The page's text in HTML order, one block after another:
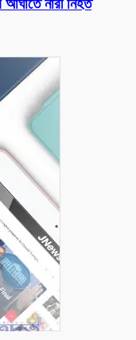
আঘাতে নারী নিহত